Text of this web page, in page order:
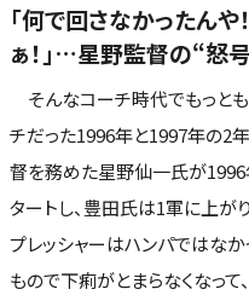
「何で回さなかったんや
ぁ！」…星野監督の“怒
そんなコーチ時代でもっと
チだった1996年と1997年の2
督を務めた星野仙一氏が1996
タートし、豊田氏は1軍に上が
プレッシャーはハンパではな
もので下痢がとまらなくなって